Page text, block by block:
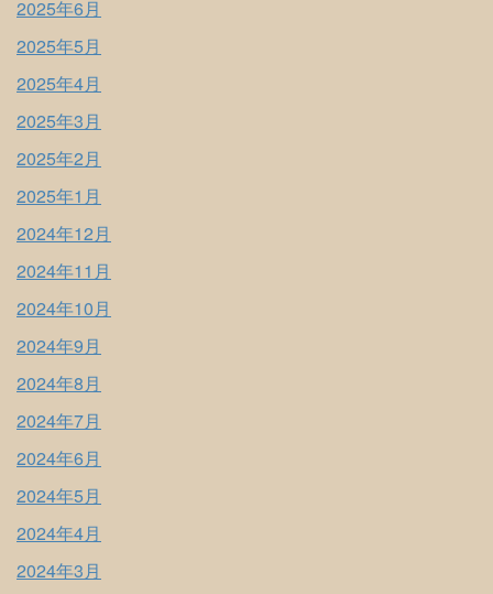
2025年6月
2025年5月
2025年4月
2025年3月
2025年2月
2025年1月
2024年12月
2024年11月
2024年10月
2024年9月
2024年8月
2024年7月
2024年6月
2024年5月
2024年4月
2024年3月